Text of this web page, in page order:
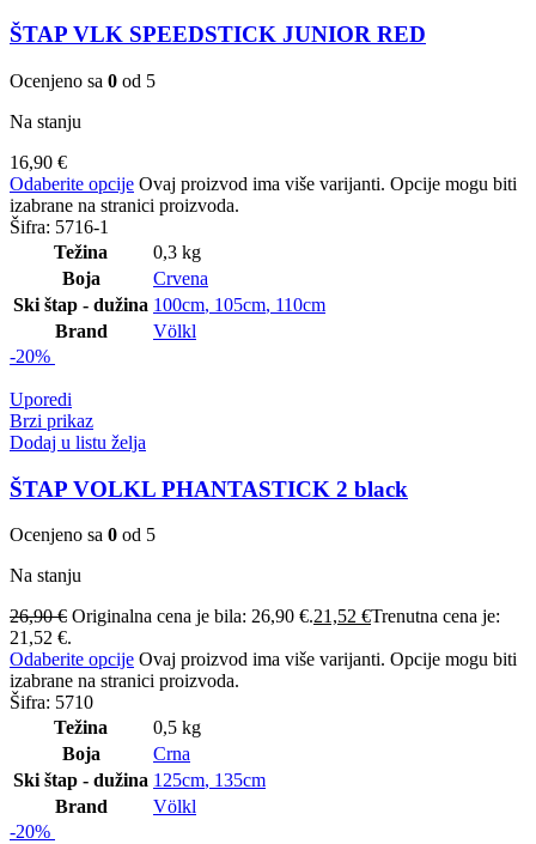
ŠTAP VLK SPEEDSTICK JUNIOR RED
Ocenjeno sa 0 od 5
Na stanju
16,90 €
Odaberite opcije Ovaj proizvod ima više varijanti. Opcije mogu biti
izabrane na stranici proizvoda.
Šifra: 5716-1
Težina
0,3 kg
Boja
Crvena
Ski štap - dužina 100cm, 105cm, 110cm
Brand
Völkl
-20%
Uporedi
Brzi prikaz
Dodaj u listu želja
ŠTAP VOLKL PHANTASTICK 2 black
Ocenjeno sa 0 od 5
Na stanju
26,90€ Originalna cena je bila: 26,90 €.21,52 €Trenutna cena je:
21,52 €.
Odaberite opcije Ovaj proizvod ima više varijanti. Opcije mogu biti
izabrane na stranici proizvoda.
Šifra: 5710
Težina
0,5 kg
Boja
Crna
Ski štap - dužina 125cm, 135cm
Brand
Völkl
-20%